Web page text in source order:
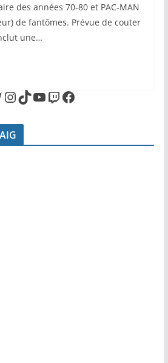
des années 70-80 et PAC-MAN
de fantômes. Prévue de couter
une…
InstagramTikTok YouTube Twitch Facebook